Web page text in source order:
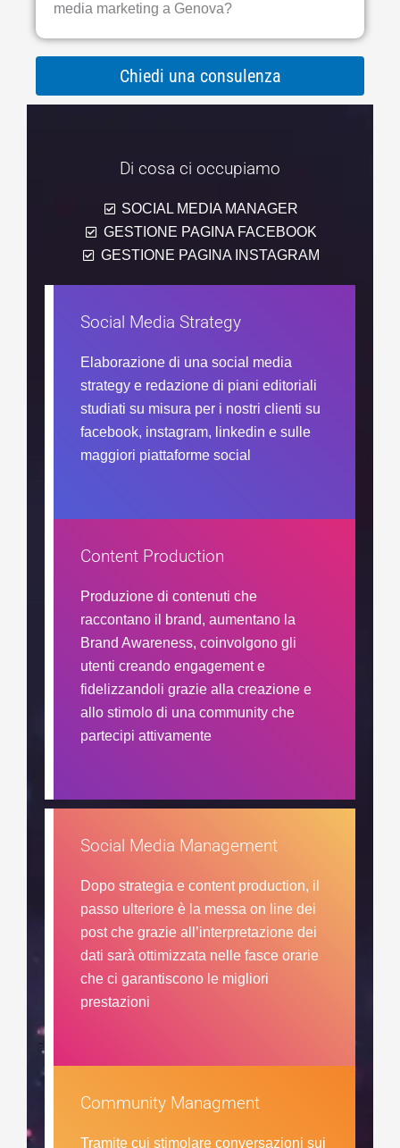
media marketing a Genova?
Chiedi una consulenza
Di cosa ci occupiamo
SOCIAL MEDIA MANAGER
GESTIONE PAGINA FACEBOOK
GESTIONE PAGINA INSTAGRAM
Social Media Strategy
Elaborazione di una social media
strategy e redazione di piani editoriali
studiati su misura per i nostri clienti su
facebook, instagram, linkedin e sulle
maggiori piattaforme social
Content Production
Produzione di contenuti che
raccontano il brand, aumentano la
Brand Awareness, coinvolgono gli
utenti creando engagement e
fidelizzandoli grazie alla creazione e
allo stimolo di una community che
partecipi attivamente
Social Media Management
Dopo strategia e content production, il
passo ulteriore è la messa on line dei
post che grazie all’interpretazione dei
dati sarà ottimizzata nelle fasce orarie
che ci garantiscono le migliori
prestazioni
Community Managment
Tramite cui stimolare conversazioni sui